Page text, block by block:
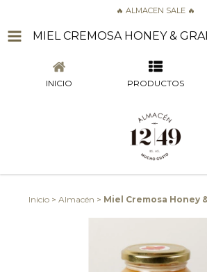
🔥 ALMACEN SALE 🔥
INICIO PRODUCTOS
Inicio > Almacén > Miel Cremosa Honey